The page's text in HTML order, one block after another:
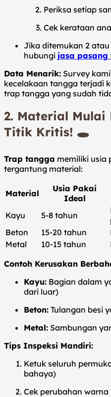
Periksa setiap
Cek kerataan
Jika ditemukan 2
hubungi jasa
Data Menarik: Survey
kecelakaan tangga terjadi
trap tangga yang sudah
2. Material Mulai
Titik Kritis! 🕳️
Trap tangga memiliki usia
tergantung material:
Material
Usia Pakai
Ideal
Kayu 5-8 tahun
Beton
15-20 tahun
Metal
10-15 tahun
Contoh Kerusakan
Kayu: Bagian dalam
dari luar)
Beton: Tulangan besi
Metal: Sambungan
Tips Inspeksi Mandiri:
Ketuk seluruh
bahaya)
Cek perubahan warna